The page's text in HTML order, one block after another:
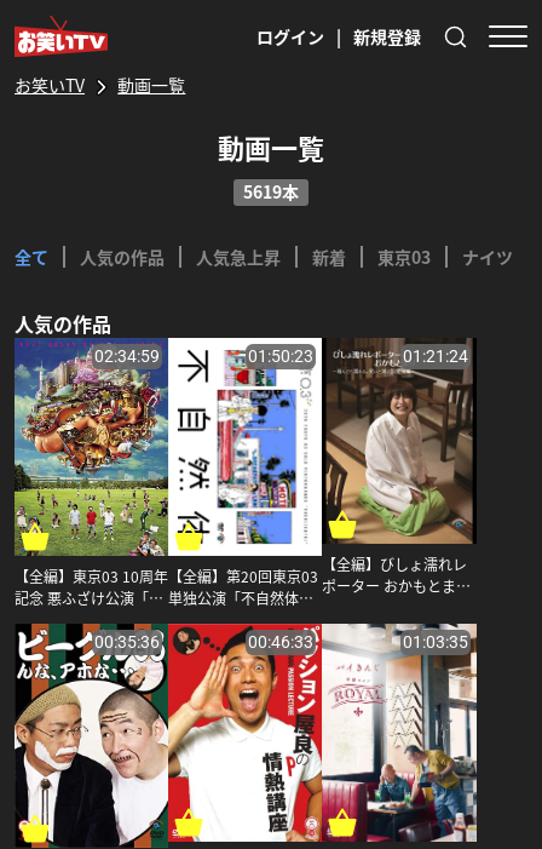
ログイン | 新規登録
お笑いTV 動画一覧
動画一覧
5619本
全て 人気の作品 人気急上昇 新着 東京03 ナイツ
人気の作品
02:34:59
【全編】東京03 10周年
記念 悪ふざけ公演「タ
チの悪い流れ」_東京
03
01:50:23
【全編】第20回東京03
単独公演「不自然体」_
東京03
01:21:24
【全編】びしょ濡れレ
ポーター おかもとま
いと涙の凱旋帰郷?_ハ
リウッドザコシショウ
00:35:36 00:46:33 01:03:35